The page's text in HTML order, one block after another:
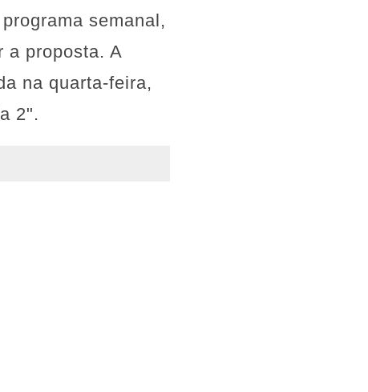
semanal,
a proposta. A
na quarta-feira,
2".